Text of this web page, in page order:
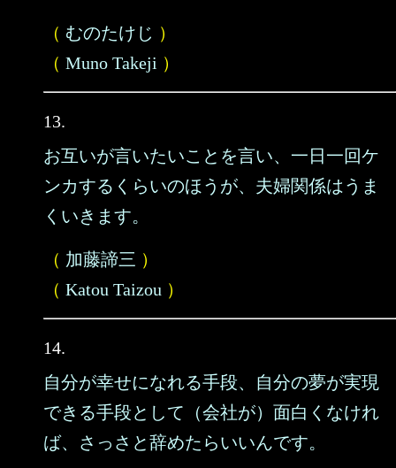
（ むのたけじ ）
（ Muno Takeji ）
13.
お互いが言いたいことを言い、一日一回ケ
ンカするくらいのほうが、夫婦関係はうま
くいきます。
（ 加藤諦三 ）
（ Katou Taizou ）
14.
自分が幸せになれる手段、自分の夢が実現
できる手段として（会社が）面白くなけれ
ば、さっさと辞めたらいいんです。